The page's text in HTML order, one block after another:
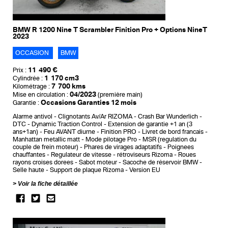
BMW R 1200 Nine T Scrambler Finition Pro + Options NineT
2023
OCCASION BMW
Prix : 11 490 €
Cylindrée : 1 170 cm3
Kilométrage : 7 700 kms
Mise en circulation : 04/2023 (première main)
Garantie : Occasions Garanties 12 mois
Alarme antivol Clignotants Av/Ar RIZOMA
Crash Bar Wunderlich
DTC - Dynamic Traction Control
Extension de garantie +1 an (3
ans+1an)
Feu AVANT diurne Finition PRO
Livret de bord francais
Manhattan metallic matt
Mode pilotage Pro
MSR (regulation du
couple de frein moteur)
Phares de virages adaptatifs
Poignees
chauffantes
Regulateur de vitesse rétroviseurs Rizoma
Roues
rayons croises dorees
Sabot moteur
Sacoche de réservoir BMW
Selle haute
Support de plaque Rizoma
Version EU
Voir la fiche détaillée